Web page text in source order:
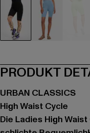
PRODUKT
URBAN CLASSICS
High Waist Cycle
Die Ladies High